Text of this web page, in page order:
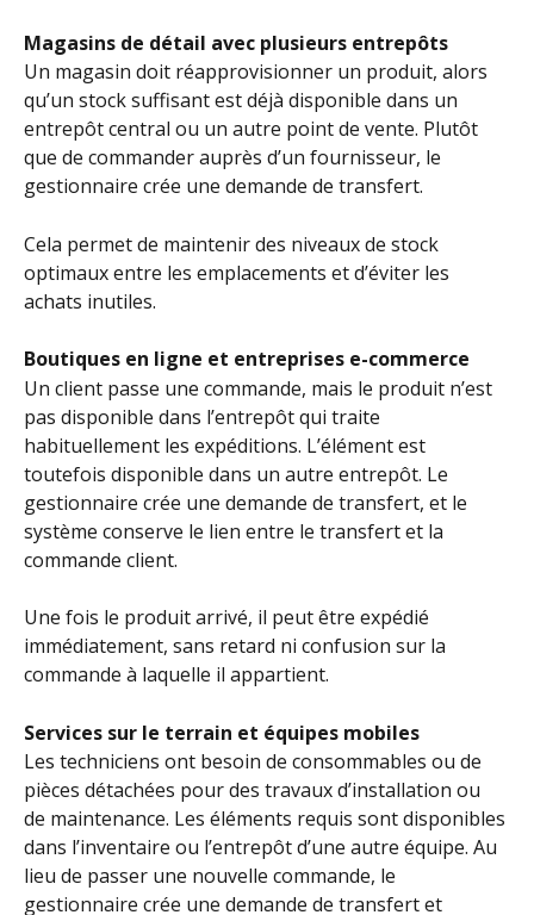
Magasins de détail avec plusieurs entrepôts
Un magasin doit réapprovisionner un produit, alors
qu’un stock suffisant est déjà disponible dans un
entrepôt central ou un autre point de vente. Plutôt
que de commander auprès d’un fournisseur, le
gestionnaire crée une demande de transfert.
Cela permet de maintenir des niveaux de stock
optimaux entre les emplacements et d’éviter les
achats inutiles.
Boutiques en ligne et entreprises e-commerce
Un client passe une commande, mais le produit n’est
pas disponible dans l’entrepôt qui traite
habituellement les expéditions. L’élément est
toutefois disponible dans un autre entrepôt. Le
gestionnaire crée une demande de transfert, et le
système conserve le lien entre le transfert et la
commande client.
Une fois le produit arrivé, il peut être expédié
immédiatement, sans retard ni confusion sur la
commande à laquelle il appartient.
Services sur le terrain et équipes mobiles
Les techniciens ont besoin de consommables ou de
pièces détachées pour des travaux d’installation ou
de maintenance. Les éléments requis sont disponibles
dans l’inventaire ou l’entrepôt d’une autre équipe. Au
lieu de passer une nouvelle commande, le
gestionnaire crée une demande de transfert et